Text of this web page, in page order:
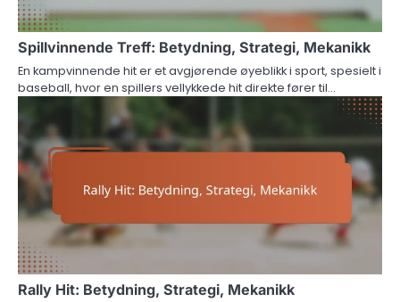
Spillvinnende Treff: Betydning, Strategi, Mekanikk
En kampvinnende hit er et avgjørende øyeblikk i sport, spesielt i
baseball, hvor en spillers vellykkede hit direkte fører til…
Rally Hit: Betydning, Strategi, Mekanikk